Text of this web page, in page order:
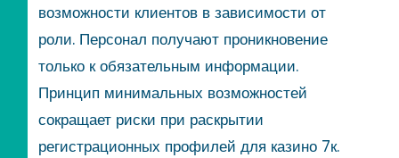
возможности клиентов в зависимости от
роли. Персонал получают проникновение
только к обязательным информации.
Принцип минимальных возможностей
сокращает риски при раскрытии
регистрационных профилей для казино 7к.